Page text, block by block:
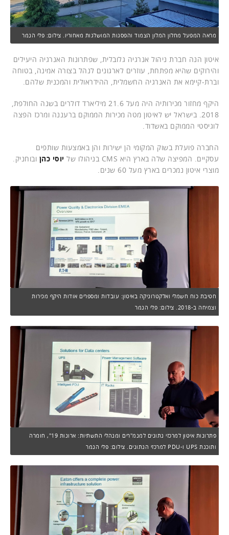
מראה המפעל מחלון המלון הצמוד והפסגות המושלגות מאחוריו. צילום: פלי הנמר
איטון הנה חברת ניהול אנרגיה גלובלית, שפתרונות האנרגיה היעילים
והירוקים שהיא מפתחת, עוזרים לארגונים לנהל בצורה אמינה, בטוחה
וברת-קיימא את האנרגיה החשמלית, ההידראולית והמכנית שלהם.
היקף מחזור מכירותיה היה מעל 21.6 מיליארד דולרים בשנה החולפת,
2018. בישראל יש לאיטון מטה מכירות הממוקם ברעננה ומרכז הפצה
לוגיסטי הממוקם באשדוד.
החברה פועלת בשוק המקומי הן ישירות והן באמצעות שותפים
עסקיים. המפיצה שלה בארץ היא CMS בניהולו של
יוסי כהן ובוחניק.
מוצרי איטון נמכרים בארץ מעל 60 שנים.
חטיבת כוח חשמלי ואלקטרוניקה באיטון: עובדות ומספרים אודות היקף מכירות
וצמיחה ב-2018. צילום: פלי הנמר
פתרונות איטון למרכזי נתונים למנמ"רים ומנהלי התשתיות: ארונות 19", חומרה
ותוכנת UPS ו-PDU למרכזי הנתונים. צילום: פלי הנמר